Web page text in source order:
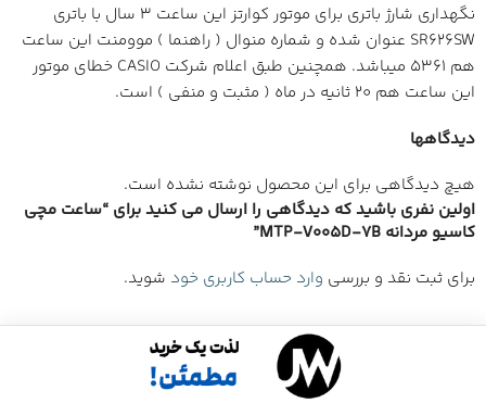
نگهداری شارژ باتری برای موتور کوارتز این ساعت 3 سال با باتری
SR626SW عنوان شده و شماره منوال ( راهنما ) موومنت این ساعت
هم 5361 میباشد. همچنین طبق اعلام شرکت CASIO خطای موتور
این ساعت هم 20 ثانیه در ماه ( مثبت و منفی ) است.
دیدگاهها
هیچ دیدگاهی برای این محصول نوشته نشده است.
اولین نفری باشید که دیدگاهی را ارسال می کنید برای “ساعت مچی
کاسیو مردانه MTP-V005D-7B”
برای ثبت نقد و بررسی وارد حساب کاربری خود شوید.